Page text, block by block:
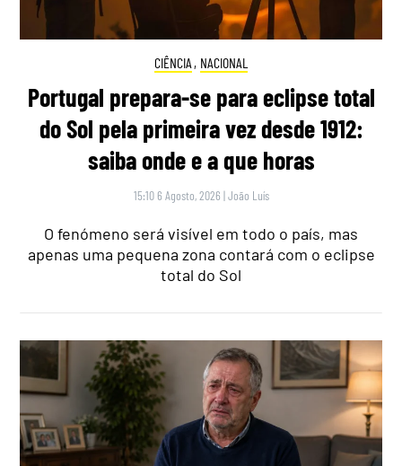
CIÊNCIA , NACIONAL
Portugal prepara-se para eclipse total
do Sol pela primeira vez desde 1912:
saiba onde e a que horas
15:10 6 Agosto, 2026 |João Luís
O fenómeno será visível em todo o país, mas
apenas uma pequena zona contará com o eclipse
total do Sol